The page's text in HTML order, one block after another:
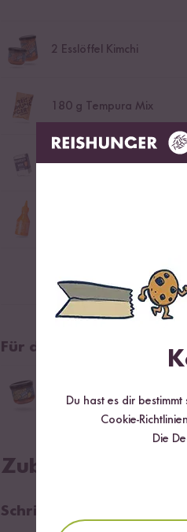
2 Esslöffel Kimchi
180g Tempura Mix
1EL Bio Wok Topping
Für diejenigen, die es
Mildes Kimchi
Zubereitung
Schritt 01
Du hast es dir
Cookie-
Die